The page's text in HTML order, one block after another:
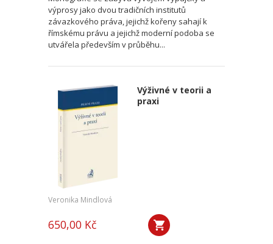
výprosy jako dvou tradičních institutů
závazkového práva, jejichž kořeny sahají k
římskému právu a jejichž moderní podoba se
utvářela především v průběhu...
Výživné v teorii a
praxi
Veronika Mindlová
650,00 Kč